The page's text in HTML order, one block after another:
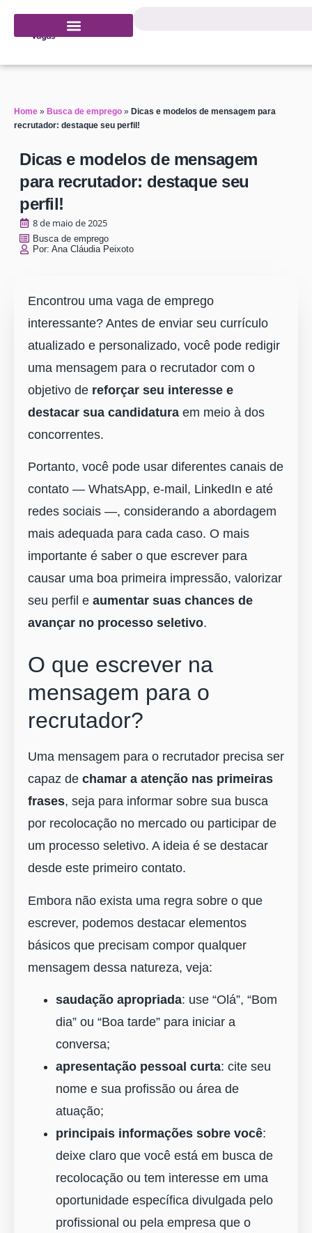
Home » Busca de emprego » Dicas e modelos de mensagem para
recrutador: destaque seu perfil!
Dicas e modelos de mensagem
para recrutador: destaque seu
perfil!
8 de maio de 2025
Busca de emprego
Por: Ana Cláudia Peixoto
Encontrou uma vaga de emprego
interessante? Antes de enviar seu currículo
atualizado e personalizado, você pode redigir
uma mensagem para o recrutador com o
objetivo de reforçar seu interesse e
destacar sua candidatura em meio à dos
concorrentes.
Portanto, você pode usar diferentes canais de
contato ― WhatsApp, e-mail, LinkedIn e até
redes sociais ―, considerando a abordagem
mais adequada para cada caso. O mais
importante é saber o que escrever para
causar uma boa primeira impressão, valorizar
seu perfil e aumentar suas chances de
avançar no processo seletivo.
O que escrever na
mensagem para o
recrutador?
Uma mensagem para o recrutador precisa ser
capaz de chamar a atenção nas primeiras
frases, seja para informar sobre sua busca
por recolocação no mercado ou participar de
um processo seletivo. A ideia é se destacar
desde este primeiro contato.
Embora não exista uma regra sobre o que
escrever, podemos destacar elementos
básicos que precisam compor qualquer
mensagem dessa natureza, veja:
saudação apropriada: use “Olá”, “Bom
dia” ou “Boa tarde” para iniciar a
conversa;
apresentação pessoal curta: cite seu
nome e sua profissão ou área de
atuação;
principais informações sobre você:
deixe claro que você está em busca de
recolocação ou tem interesse em uma
oportunidade específica divulgada pelo
profissional ou pela empresa que o